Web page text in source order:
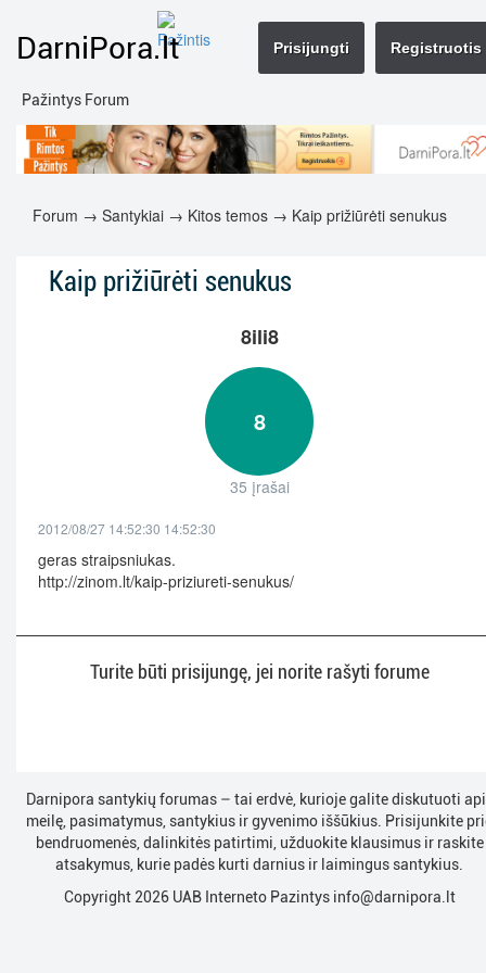
DarniPora.lt
Pažintys Forum
Registruotis
Prisijungti
Forum → Santykiai → Kitos temos → Kaip prižiūrėti senukus
Kaip prižiūrėti senukus
8ili8
8
35 įrašai
2012/08/27 14:52:30 14:52:30
geras straipsniukas.
http://zinom.lt/kaip-priziureti-senukus/
Turite būti prisijungę, jei norite rašyti forume
Darnipora santykių forumas – tai erdvė, kurioje galite diskutuoti
meilę, pasimatymus, santykius ir gyvenimo iššūkius. Prisijunkite
bendruomenės, dalinkitės patirtimi, užduokite klausimus ir raskite
atsakymus, kurie padės kurti darnius ir laimingus santykius.
Copyright 2026 UAB Interneto Pazintys info@darnipora.lt